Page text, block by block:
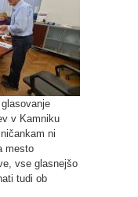
v Kamniku
ni
mesto
vse glasnejšo
tudi ob